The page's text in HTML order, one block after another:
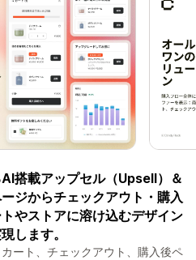
搭載アップセル（Upsell）＆
ジからチェックアウト・購入
やストアに溶け込むデザイン
します。
ート、チェックアウト、購入後ペ